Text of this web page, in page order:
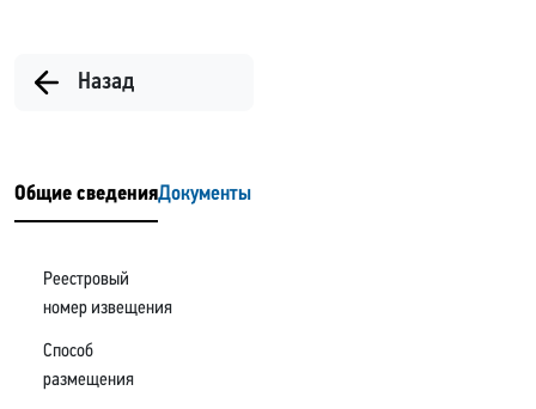
Назад
Общие сведенияДокументы
Реестровый
номер извещения
Способ
размещения